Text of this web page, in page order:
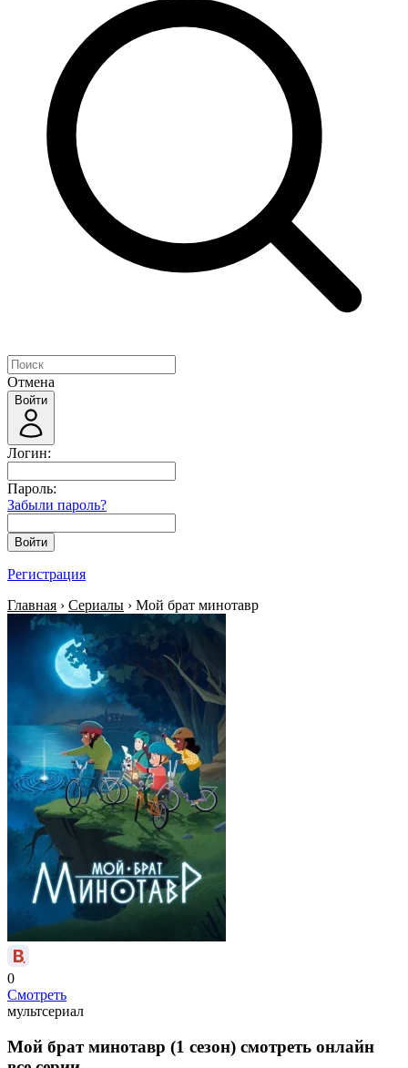
Отмена
Войти
Логин:
Пароль:
Забыли пароль?
Войти
Регистрация
Главная › Сериалы › Мой брат минотавр
0
Смотреть
мультсериал
Мой брат минотавр (1 сезон) смотреть онлайн